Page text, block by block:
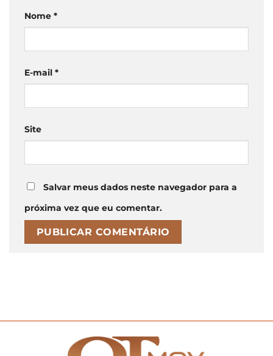
Nome *
E-mail *
Site
Salvar meus dados neste navegador para a
próxima vez que eu comentar.